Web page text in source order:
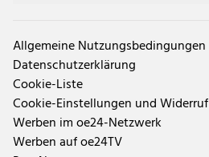
Allgemeine Nutzungsbedingungen
Datenschutzerklärung
Cookie-Liste
Cookie-Einstellungen und Widerruf
Werben im oe24-Netzwerk
Werben auf oe24TV